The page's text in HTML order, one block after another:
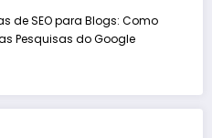
de SEO para Blogs: Como
Pesquisas do Google